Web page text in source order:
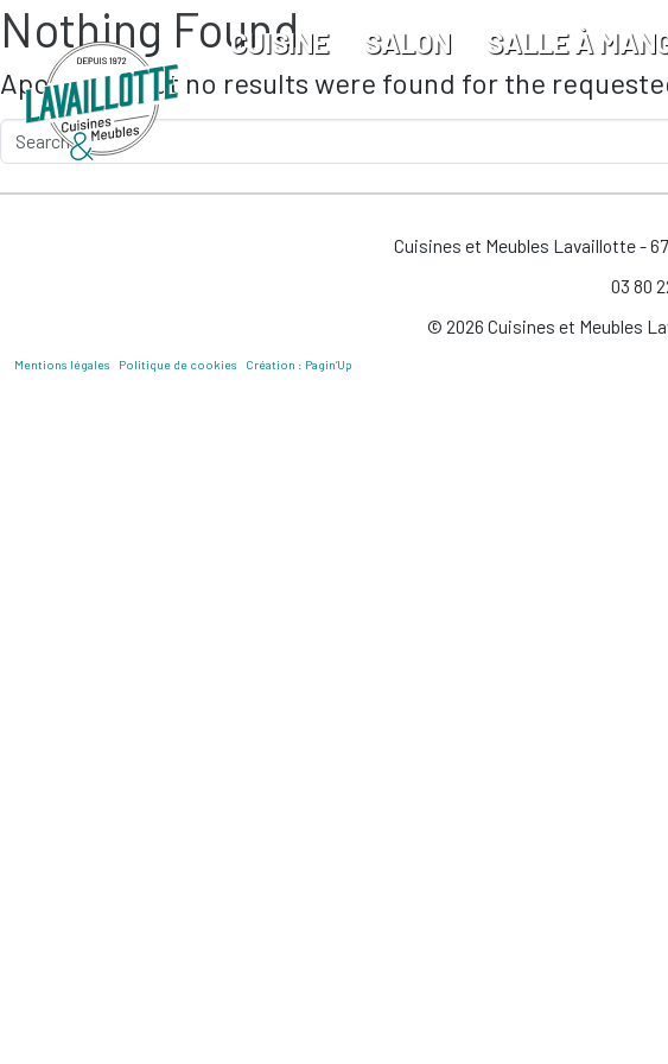
Skip to main content
CUISINE SALON SALLE À
Nothing Found
Apologies, but no results were found for the
Cuisines et Meubles Lavaillotte -
03 80
© 2026 Cuisines et Meubles
Mentions légales Politique de cookies Création : Pagin’Up